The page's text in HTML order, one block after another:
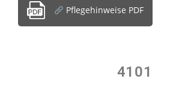
Pflegehinweise PDF
4101